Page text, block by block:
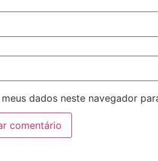
meus dados neste navegador